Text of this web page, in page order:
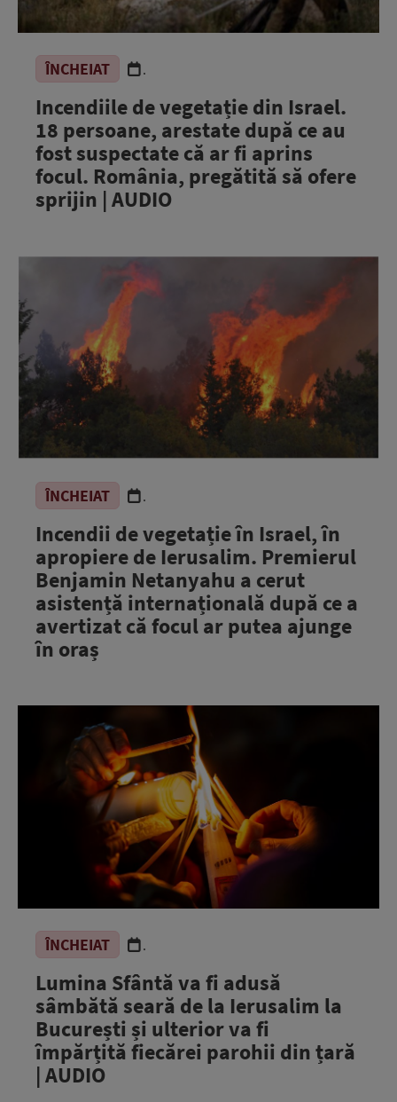
ÎNCHEIAT .
Incendiile de vegetație din Israel.
18 persoane, arestate după ce au
fost suspectate că ar fi aprins
focul. România, pregătită să ofere
sprijin | AUDIO
ÎNCHEIAT .
Incendii de vegetație în Israel, în
apropiere de Ierusalim. Premierul
Benjamin Netanyahu a cerut
asistență internațională după ce a
avertizat că focul ar putea ajunge
în oraș
ÎNCHEIAT .
Lumina Sfântă va fi adusă
sâmbătă seară de la Ierusalim la
București și ulterior va fi
împărțită fiecărei parohii din țară
| AUDIO